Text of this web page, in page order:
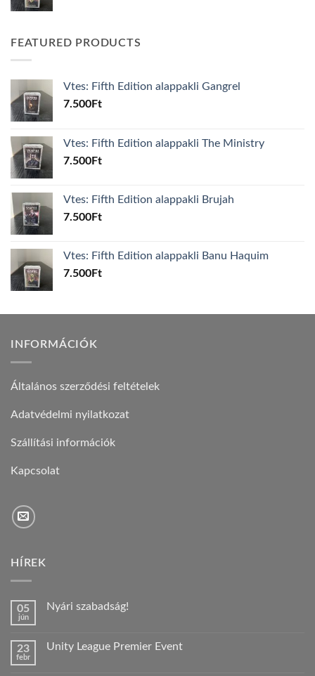
FEATURED PRODUCTS
Vtes: Fifth Edition alappakli Gangrel
7.500Ft
Vtes: Fifth Edition alappakli The Ministry
7.500Ft
Vtes: Fifth Edition alappakli Brujah
7.500Ft
Vtes: Fifth Edition alappakli Banu Haquim
7.500Ft
INFORMÁCIÓK
Általános szerződési feltételek
Adatvédelmi nyilatkozat
Szállítási információk
Kapcsolat
HÍREK
05
jún
Nyári szabadság!
Nyári
23
febr
Unity League Premier Event